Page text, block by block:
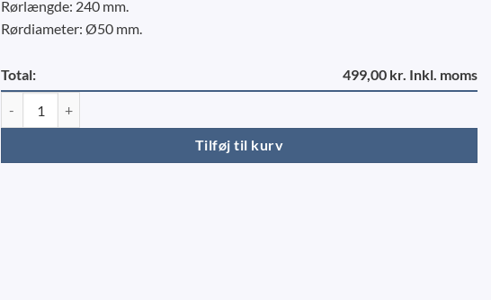
Rørlængde: 240 mm.
Rørdiameter: Ø50 mm.
Total: 499,00 kr. Inkl. moms
Tilføj til kurv